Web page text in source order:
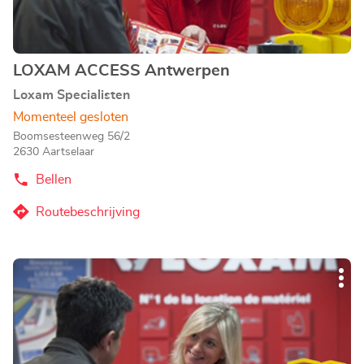
Agentschap:
LOXAM ACCESS Antwerpen
Loxam Specialisten
Momenteel gesloten
Boomsesteenweg 56/2
2630 Aartselaar
Bellen
de
LOXAMRoutebeschrijving
naar
LOXAM
ACCESS
Antwerpen
Druk
op
de
ENTER
toets
voor